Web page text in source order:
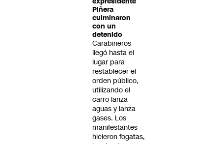
Piñera
culminaron
con un
detenido
Carabineros
llegó hasta el
lugar para
restablecer el
orden público,
utilizando el
carro lanza
aguas y lanza
gases. Los
manifestantes
hicieron fogatas,